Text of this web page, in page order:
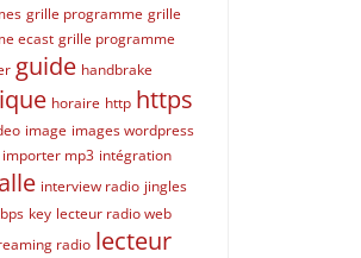
grille programme grille
ecast grille programme
guide handbrake
horaire http https
image images wordpress
importer mp3 intégration
interview radio jingles
key lecteur radio web
radio lecteur